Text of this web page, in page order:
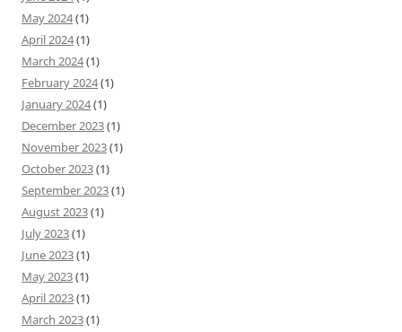
May 2024(1)
April 2024(1)
March 2024(1)
February 2024(1)
January 2024(1)
December 2023(1)
November 2023(1)
October 2023(1)
September 2023(1)
August 2023(1)
July 2023(1)
June 2023(1)
May 2023(1)
April 2023(1)
March 2023(1)